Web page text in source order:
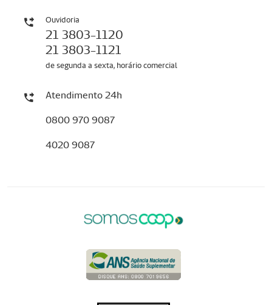
Ouvidoria
21 3803-1120
21 3803-1121
de segunda a sexta, horário comercial
Atendimento 24h
0800 970 9087
4020 9087